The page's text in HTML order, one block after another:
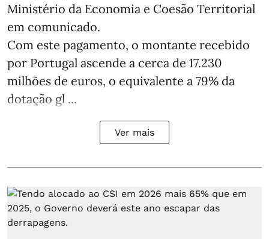
Ministério da Economia e Coesão Territorial
em comunicado.
Com este pagamento, o montante recebido
por Portugal ascende a cerca de 17.230
milhões de euros, o equivalente a 79% da
dotação gl ...
Ver mais